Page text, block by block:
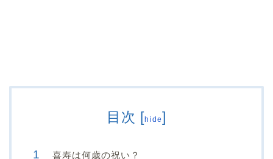
目次 [hide]
喜寿は何歳の祝い？